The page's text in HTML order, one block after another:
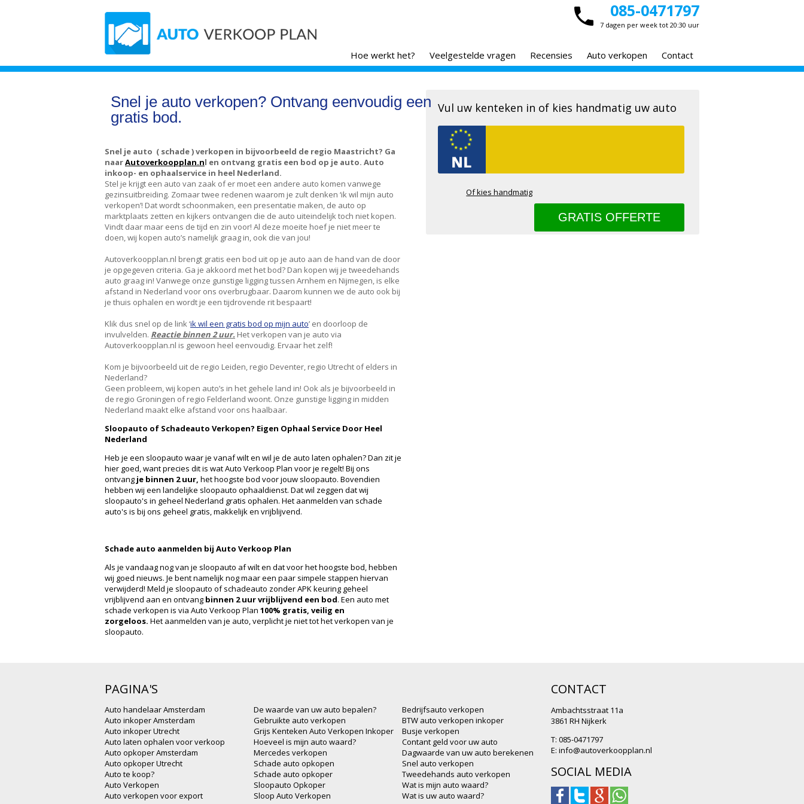
085-0471797
7 dagen per week tot 20:30 uur
Hoe werkt het? Veelgestelde vragen Recensies Auto verkopen Contact
Snel je auto verkopen? Ontvang eenvoudig een
gratis bod.
Snel je auto ( schade ) verkopen in bijvoorbeeld de regio Maastricht? Ga
naarAutoverkoopplan.nl en ontvang gratis een bod op je auto. Auto
inkoop- en ophaalservice in heel Nederland.
Stel je krijgt een auto van zaak of er moet een andere auto komen vanwege
gezinsuitbreiding. Zomaar twee redenen waarom je zult denken ‘ik wil mijn auto
verkopen’! Dat wordt schoonmaken, een presentatie maken, de auto op
marktplaats zetten en kijkers ontvangen die de auto uiteindelijk toch niet kopen.
Vindt daar maar eens de tijd en zin voor! Al deze moeite hoef je niet meer te
doen, wij kopen auto’s namelijk graag in, ook die van jou!
Autoverkoopplan.nl brengt gratis een bod uit op je auto aan de hand van de door
je opgegeven criteria. Ga je akkoord met het bod? Dan kopen wij je tweedehands
auto graag in! Vanwege onze gunstige ligging tussen Arnhem en Nijmegen, is elke
afstand in Nederland voor ons overbrugbaar. Daarom kunnen we de auto ook bij
je thuis ophalen en wordt je een tijdrovende rit bespaart!
Klik dus snel op de link ‘ik wil een gratis bod op mijn auto’ en doorloop de
invulvelden. Reactie binnen 2 uur. Het verkopen van je auto via
Autoverkoopplan.nl is gewoon heel eenvoudig. Ervaar het zelf!
Kom je bijvoorbeeld uit de regio Leiden, regio Deventer, regio Utrecht of elders in
Nederland?
Geen probleem, wij kopen auto’s in het gehele land in! Ook als je bijvoorbeeld in
de regio Groningen of regio Felderland woont. Onze gunstige ligging in midden
Nederland maakt elke afstand voor ons haalbaar.
Sloopauto of Schadeauto Verkopen? Eigen Ophaal Service Door Heel
Nederland
Heb je een sloopauto waar je vanaf wilt en wil je de auto laten ophalen? Dan zit je
hier goed, want precies dit is wat Auto Verkoop Plan voor je regelt! Bij ons
ontvang je binnen 2 uur, het hoogste bod voor jouw sloopauto. Bovendien
hebben wij een landelijke sloopauto ophaaldienst. Dat wil zeggen dat wij
sloopauto's in geheel Nederland gratis ophalen. Het aanmelden van schade
auto's is bij ons geheel gratis, makkelijk en vrijblijvend.
Schade auto aanmelden bij Auto Verkoop Plan
Als je vandaag nog van je sloopauto af wilt en dat voor het hoogste bod, hebben
wij goed nieuws. Je bent namelijk nog maar een paar simpele stappen hiervan
verwijderd! Meld je sloopauto of schadeauto zonder APK keuring geheel
vrijblijvend aan en ontvang binnen 2 uur vrijblijvend een bod. Een auto met
schade verkopen is via Auto Verkoop Plan 100% gratis, veilig en
zorgeloos. Het aanmelden van je auto, verplicht je niet tot het verkopen van je
sloopauto.
Vul uw kenteken in of kies handmatig uw auto
Of kies handmatig
PAGINA'S
Auto handelaar Amsterdam
Auto inkoper Amsterdam
Auto inkoper Utrecht
Auto laten ophalen voor verkoop
Auto opkoper Amsterdam
Auto opkoper Utrecht
Auto te koop?
Auto Verkopen
Auto verkopen voor export
De waarde van uw auto bepalen?
Gebruikte auto verkopen
Grijs Kenteken Auto Verkopen Inkoper
Hoeveel is mijn auto waard?
Mercedes verkopen
Schade auto opkopen
Schade auto opkoper
Sloopauto Opkoper
Sloop Auto Verkopen
Bedrijfsauto verkopen
BTW auto verkopen inkoper
Busje verkopen
Contant geld voor uw auto
Dagwaarde van uw auto berekenen
Snel auto verkopen
Tweedehands auto verkopen
Wat is mijn auto waard?
Wat is uw auto waard?
CONTACT
Ambachtsstraat 11a
3861 RH Nijkerk
T: 085-0471797
E: info@autoverkoopplan.nl
SOCIAL MEDIA